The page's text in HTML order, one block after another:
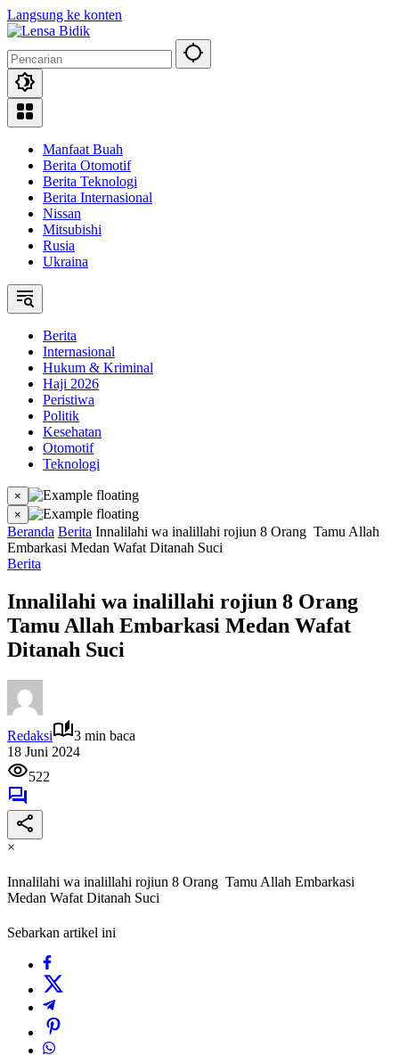
Langsung ke konten
Manfaat Buah
Berita Otomotif
Berita Teknologi
Berita Internasional
Nissan
Mitsubishi
Rusia
Ukraina
Berita
Internasional
Hukum & Kriminal
Haji 2026
Peristiwa
Politik
Kesehatan
Otomotif
Teknologi
×
×
Beranda Berita Innalilahi wa inalillahi rojiun 8 Orang Tamu Allah
Embarkasi Medan Wafat Ditanah Suci
Berita
Innalilahi wa inalillahi rojiun 8 Orang
Tamu Allah Embarkasi Medan Wafat
Ditanah Suci
Redaksi
3 min baca
18 Juni 2024
522
×
Innalilahi wa inalillahi rojiun 8 Orang Tamu Allah Embarkasi
Medan Wafat Ditanah Suci
Sebarkan artikel ini